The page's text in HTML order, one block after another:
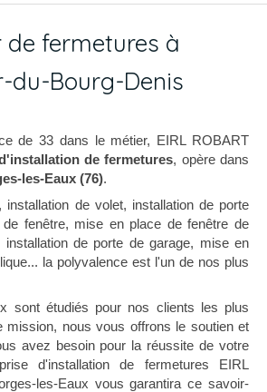
fermetures à
du-Bourg-Denis
de 33 dans le métier, EIRL ROBART
de fermetures, opère dans
les-Eaux (76).
installation de volet, installation de porte
de fenêtre, mise en place de fenêtre de
de porte de garage, mise en
la polyvalence est l'un de nos plus
sont étudiés pour nos clients les plus
mission, nous vous offrons le soutien et
avez besoin pour la réussite de votre
d'installation de fermetures EIRL
les-Eaux vous garantira ce savoir-